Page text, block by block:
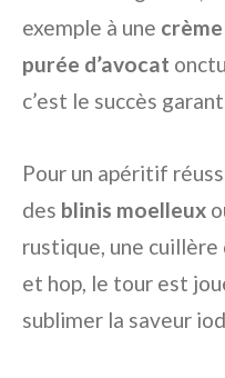
exemple à une
purée d’avocat
c’est le succès
Pour un apéritif
des blinis moelleux
rustique, une cuillère
et hop, le tour est
sublimer la saveur